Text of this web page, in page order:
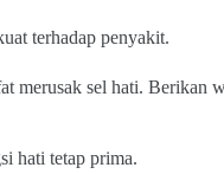
terhadap penyakit.
merusak sel hati. Berikan
hati tetap prima.